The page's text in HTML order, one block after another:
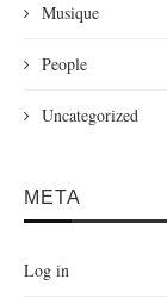
Musique
People
Uncategorized
META
Log in